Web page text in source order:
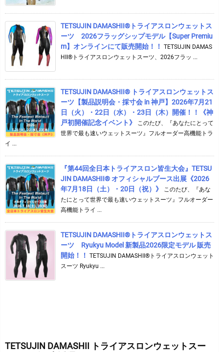
TETSUJIN DAMASHII®︎トライアスロンウェットス
ーツ 2026フラッグシップモデル【Super Premiu
m】オンラインにて販売開始！！ TETSUJIN DAMAS
HII®トライアスロンウェットスーツ、2026フラッ ...
TETSUJIN DAMASHII® トライアスロンウェットス
ーツ【製品説明会・採寸会 in 神戸】2026年7月21
日（火）・22日（水）・23日（木）開催！！《神
戸初開催記念イベント》
このたび、『あなたにとって
世界で最も速いウェットスーツ』フルオーダー高機能トラ
イ ...
『第44回全日本トライアスロン皆生大会』TETSU
JIN DAMASHII® オフィシャルブース出展《2026
年7月18日（土）・20日（祝）》
このたび、『あな
たにとって世界で最も速いウェットスーツ』フルオーダー
高機能トライ ...
TETSUJIN DAMASHII®︎トライアスロンウェットス
ーツ Ryukyu Model 新製品2026限定モデル 販売
開始！！ TETSUJIN DAMASHII®︎トライアスロンウェット
スーツ Ryukyu ...
TETSUJIN DAMASHII トライアスロンウェットスー